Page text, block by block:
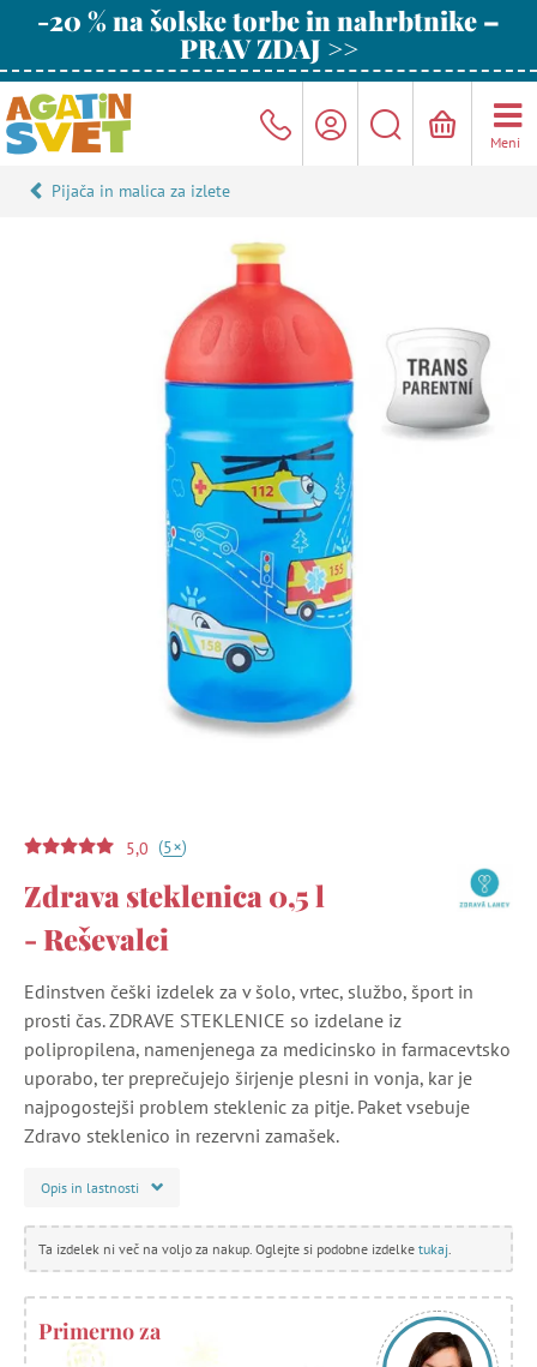
-20 % na šolske torbe in nahrbtnike –
PRAV ZDAJ >>
Meni
Pijača in malica za izlete
5,0 (5+)
Zdrava steklenica 0,5 l
- Reševalci
Edinstven češki izdelek za v šolo, vrtec, službo, šport in
prosti čas. ZDRAVE STEKLENICE so izdelane iz
polipropilena, namenjenega za medicinsko in farmacevtsko
uporabo, ter preprečujejo širjenje plesni in vonja, kar je
najpogostejši problem steklenic za pitje. Paket vsebuje
Zdravo steklenico in rezervni zamašek.
Opis in lastnosti
Ta izdelek ni več na voljo za nakup. Oglejte si podobne izdelke tukaj
Primerno za